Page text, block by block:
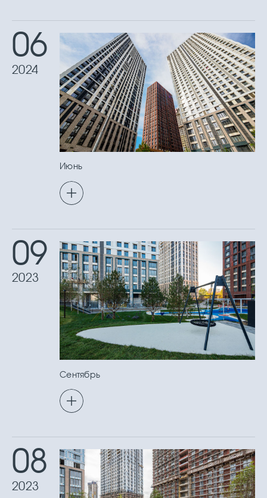
06
2024
Июнь
09
2023
Сентябрь
08
2023